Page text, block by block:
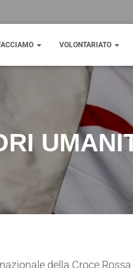
VOLONTARIATO
della Croce